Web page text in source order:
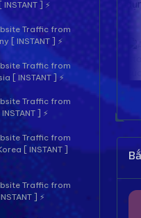
] ⚡
Traffic from
[ INSTANT ] ⚡
Traffic from
[ INSTANT ] ⚡
Traffic from
] ⚡
Traffic from
[ INSTANT ]
Traffic from
] ⚡
được hơn 6 tháng và rất hài
Chú Long